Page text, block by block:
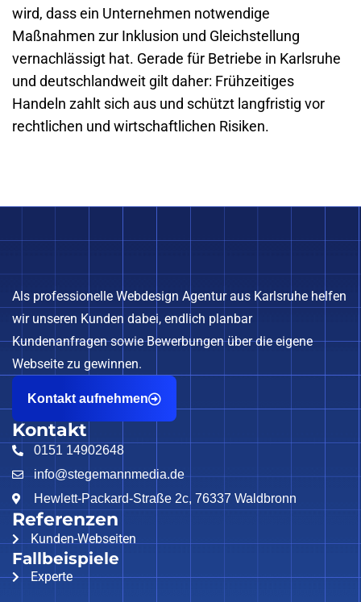
wird, dass ein Unternehmen notwendige
Maßnahmen zur Inklusion und Gleichstellung
vernachlässigt hat. Gerade für Betriebe in Karlsruhe
und deutschlandweit gilt daher: Frühzeitiges
Handeln zahlt sich aus und schützt langfristig vor
rechtlichen und wirtschaftlichen Risiken.
Als professionelle Webdesign Agentur aus Karlsruhe helfen
wir unseren Kunden dabei, endlich planbar
Kundenanfragen sowie Bewerbungen über die eigene
Webseite zu gewinnen.
Kontakt aufnehmen
Kontakt
0151 14902648
info@stegemannmedia.de
Hewlett-Packard-Straße 2c, 76337 Waldbronn
Referenzen
Kunden-Webseiten
Fallbeispiele
Experte